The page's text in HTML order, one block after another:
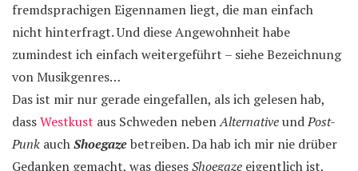
fremdsprachigen Eigennamen liegt, die man einfach
nicht hinterfragt. Und diese Angewohnheit habe
zumindest ich einfach weitergeführt – siehe Bezeichnung
von Musikgenres…
Das ist mir nur gerade eingefallen, als ich gelesen hab,
dassWestkust aus Schweden nebenAlternativeundPost-
Punk auchShoegazebetreiben. Da hab ich mir nie drüber
Gedanken gemacht, was diesesShoegaze eigentlich ist,